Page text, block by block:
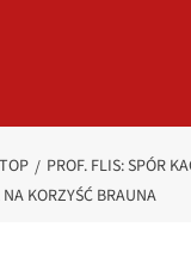
TOP
PROF. FLIS: SPÓR
KORZYŚĆ BRAUNA